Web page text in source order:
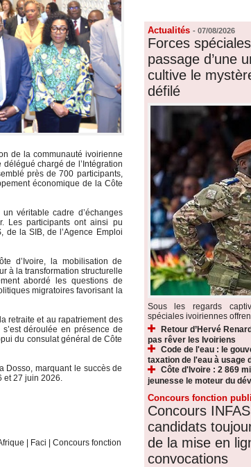
de la communauté ivoirienne
chargé de l’Intégration
près de 700 participants,
économique de la Côte
véritable cadre d’échanges
Les participants ont ainsi pu
de la SIB, de l’Agence Emploi
d’Ivoire, la mobilisation de
à la transformation structurelle
abordé les questions de
migratoires favorisant la
retraite et au rapatriement des
déroulée en présence de
du consulat général de Côte
Dosso, marquant le succès de
27 juin 2026.
| Faci | Concours fonction
Actualités - 07/08/2026
Forces
passage d’une
cultive le
défilé
Sous les regards
spéciales ivoiriennes
Retour d’Hervé
pas rêver les Ivoiriens
Code de l'eau : le
taxation de l'eau à usage
Côte d'Ivoire : 2 869
jeunesse le moteur du
Concours fonction
Concours
candidats
de la mise en
convocations